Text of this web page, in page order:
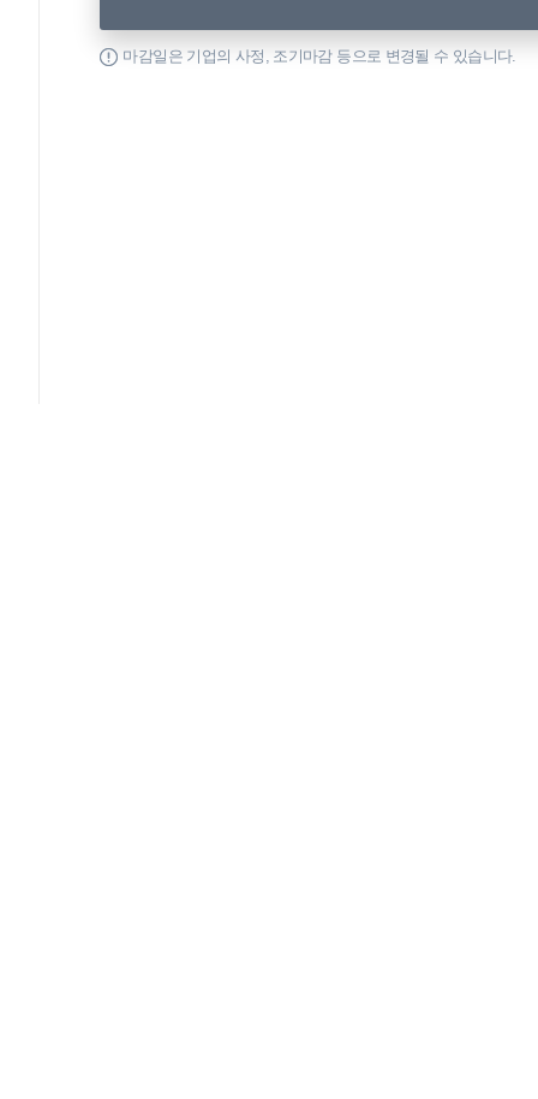
마감일은 기업의 사정, 조기마감 등으로 변경될 수 있습니다.